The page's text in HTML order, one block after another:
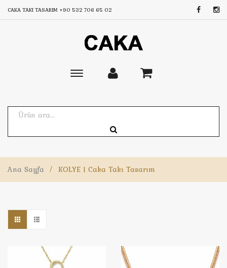
CAKA TAKI TASARIM +90 532 706 65 02
Toggle
Ana Sayfa / KOLYE | Caka Takı Tasarım